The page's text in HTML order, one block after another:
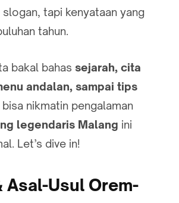
tapi kenyataan yang
tahun.
bakal bahas sejarah, cita
andalan, sampai tips
nikmatin pengalaman
legendaris Malang ini
Let’s dive in!
Asal-Usul Orem-